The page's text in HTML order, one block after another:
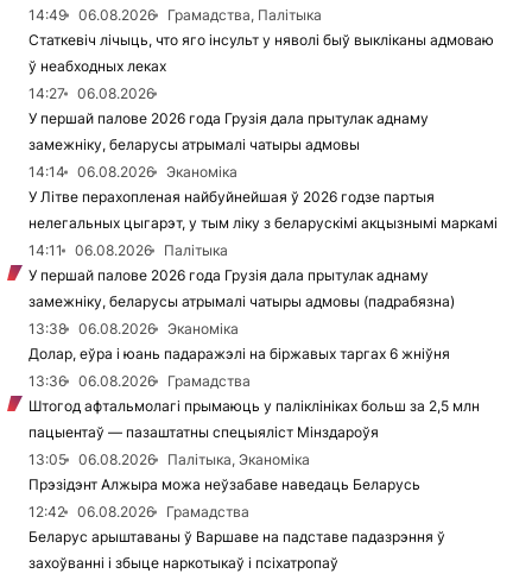
14:49
06.08.2026
Грамадства, Палітыка
Статкевіч лічыць, что яго інсульт у няволі быў выкліканы адмоваю
ў неабходных леках
14:27
06.08.2026
У першай палове 2026 года Грузія дала прытулак аднаму
замежніку, беларусы атрымалі чатыры адмовы
14:14
06.08.2026
Эканоміка
У Літве перахопленая найбуйнейшая ў 2026 годзе партыя
нелегальных цыгарэт, у тым ліку з беларускімі акцызнымі маркамі
14:11
06.08.2026
Палітыка
У першай палове 2026 года Грузія дала прытулак аднаму
замежніку, беларусы атрымалі чатыры адмовы (падрабязна)
13:38
06.08.2026
Эканоміка
Долар, еўра і юань падаражэлі на біржавых таргах 6 жніўня
13:36
06.08.2026
Грамадства
Штогод афтальмолагі прымаюць у паліклініках больш за 2,5 млн
пацыентаў — пазаштатны спецыяліст Мінздароўя
13:05
06.08.2026
Палітыка, Эканоміка
Прэзідэнт Алжыра можа неўзабаве наведаць Беларусь
12:42
06.08.2026
Грамадства
Беларус арыштаваны ў Варшаве на падставе падазрэння ў
захоўванні і збыце наркотыкаў і псіхатропаў